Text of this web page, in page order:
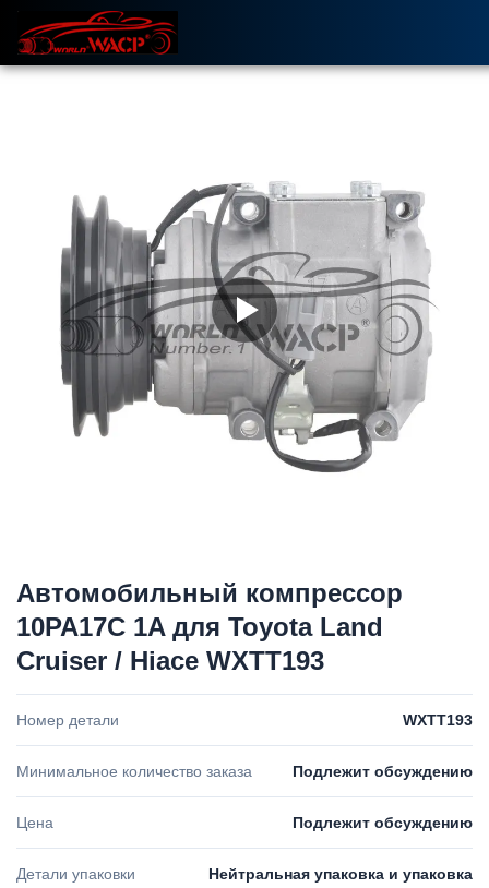
Автомобильный компрессор
10PA17C 1A для Toyota Land
Cruiser / Hiace WXTT193
Номер детали WXTT193
Минимальное количество заказа Подлежит обсуждению
Цена Подлежит обсуждению
Детали упаковки
Нейтральная упаковка и упаковка